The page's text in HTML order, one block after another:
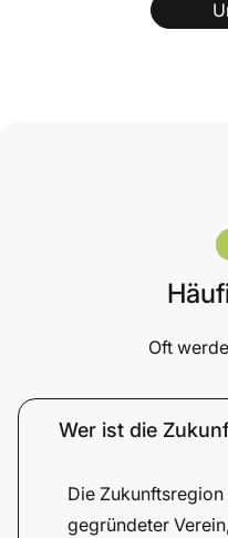
Oft
Wer ist die
Die
gegründeter